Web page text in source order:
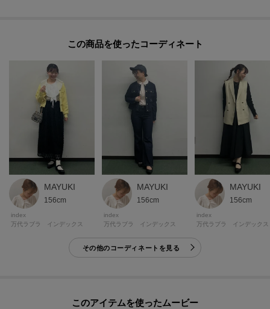
＊ベロア素材：ブラック（019）
＊ベロア素材：ブラウン系レオパード柄（043）
＊デニム素材：ネイビー系（194）
■長さ調整可能
■抗菌防臭加工
※この製品は、抗菌防臭加工をしております。この効果は永久的ではありま
※照明の関係により、実際よりも色味が違って見える場合があります。ま
た、パソコン・スマートフォンなどの環境により、若干製品と画像のカラー
が異なる場合もございます。
この商品を使った
MAYUKI
156cm
index
万代ラブラ インデックス
MAYUKI
156cm
index
万代ラブラ インデックス
MAYUKI
156cm
index
万代ラブラ インデックス
その他のコーディネートを見る
このアイテムを使ったムービー